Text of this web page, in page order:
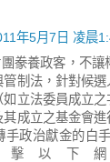
年5月7日 凌晨
豢養政客，不讓
管制法，針對候
立法委員成立
其成立之基金會
手政治獻金的白
擊以下